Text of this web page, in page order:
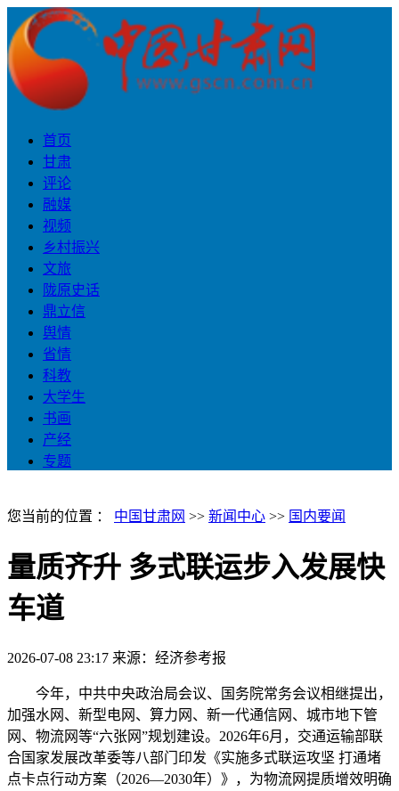
首页
甘肃
评论
融媒
视频
乡村振兴
文旅
陇原史话
鼎立信
舆情
省情
科教
大学生
书画
产经
专题
您当前的位置 ： 中国甘肃网 >> 新闻中心 >> 国内要闻
量质齐升 多式联运步入发展快
车道
2026-07-08 23:17 来源：经济参考报
今年，中共中央政治局会议、国务院常务会议相继提出，
加强水网、新型电网、算力网、新一代通信网、城市地下管
网、物流网等“六张网”规划建设。2026年6月，交通运输部联
合国家发展改革委等八部门印发《实施多式联运攻坚 打通堵
点卡点行动方案（2026—2030年）》，为物流网提质增效明确